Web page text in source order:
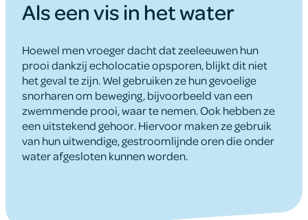
Als een vis in het water
Hoewel men vroeger dacht dat zeeleeuwen hun
prooi dankzij echolocatie opsporen, blijkt dit niet
het geval te zijn. Wel gebruiken ze hun gevoelige
snorharen om beweging, bijvoorbeeld van een
zwemmende prooi, waar te nemen. Ook hebben ze
een uitstekend gehoor. Hiervoor maken ze gebruik
van hun uitwendige, gestroomlijnde oren die onder
water afgesloten kunnen worden.